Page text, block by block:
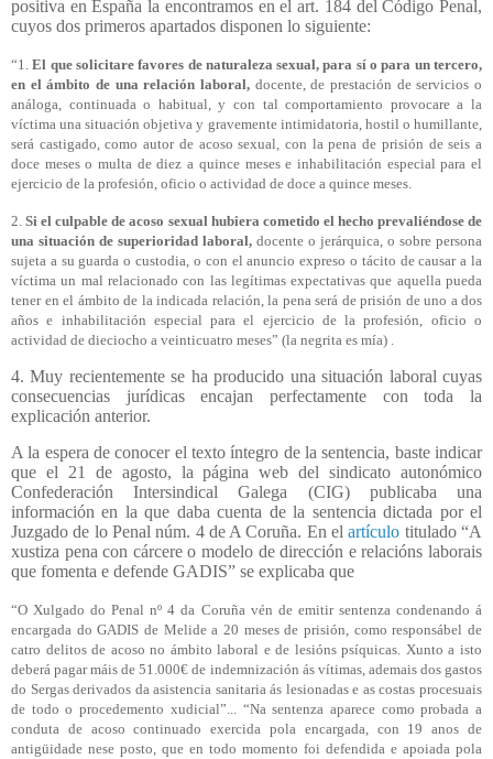
positiva en España la encontramos en el art. 184 del Código Penal,
cuyos dos primeros apartados disponen lo siguiente:
“1.El que solicitare favores de naturaleza sexual, para sí o para un tercero,
en el ámbito de una relación laboral, docente, de prestación de servicios o
análoga, continuada o habitual, y con tal comportamiento provocare a la
víctima una situación objetiva y gravemente intimidatoria, hostil o humillante,
será castigado, como autor de acoso sexual, con la pena de prisión de seis a
doce meses o multa de diez a quince meses e inhabilitación especial para el
ejercicio de la profesión, oficio o actividad de doce a quince meses.
2.Si el culpable de acoso sexual hubiera cometido el hecho prevaliéndose de
una situación de superioridad laboral, docente o jerárquica, o sobre persona
sujeta a su guarda o custodia, o con el anuncio expreso o tácito de causar a la
víctima un mal relacionado con las legítimas expectativas que aquella pueda
tener en el ámbito de la indicada relación, la pena será de prisión de uno a dos
años e inhabilitación especial para el ejercicio de la profesión, oficio o
actividad de dieciocho a veinticuatro meses” (la negrita es mía) .
4. Muy recientemente se ha producido una situación laboral cuyas
consecuencias jurídicas encajan perfectamente con toda la
explicación anterior.
A la espera de conocer el texto íntegro de la sentencia, baste indicar
que el 21 de agosto, la página web del sindicato autonómico
Confederación Intersindical Galega (CIG) publicaba una
información en la que daba cuenta de la sentencia dictada por el
Juzgado de lo Penal núm. 4 de A Coruña. En elartículo titulado “A
xustiza pena con cárcere o modelo de dirección e relacións laborais
que fomenta e defende GADIS” se explicaba que
“O Xulgado do Penal nº 4 da Coruña vén de emitir sentenza condenando á
encargada do GADIS de Melide a 20 meses de prisión, como responsábel de
catro delitos de acoso no ámbito laboral e de lesións psíquicas. Xunto a isto
deberá pagar máis de 51.000€ de indemnización ás vítimas, ademais dos gastos
do Sergas derivados da asistencia sanitaria ás lesionadas e as costas procesuais
de todo o procedemento xudicial”... “Na sentenza aparece como probada a
conduta de acoso continuado exercida pola encargada, con 19 anos de
antigüidade nese posto, que en todo momento foi defendida e apoiada pola